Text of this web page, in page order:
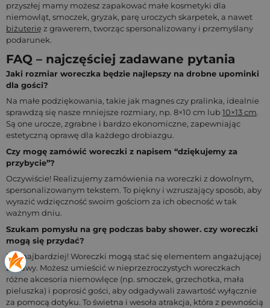
przyszłej mamy możesz zapakować małe kosmetyki dla
niemowląt, smoczek, gryzak, parę uroczych skarpetek, a nawet
biżuterię z grawerem, tworząc spersonalizowany i przemyślany
podarunek.
FAQ – najczęściej zadawane pytania
Jaki rozmiar woreczka będzie najlepszy na drobne upominki
dla gości?
Na małe podziękowania, takie jak magnes czy pralinka, idealnie
sprawdzą się nasze mniejsze rozmiary, np. 8×10 cm lub 10×13 cm.
Są one urocze, zgrabne i bardzo ekonomiczne, zapewniając
estetyczną oprawę dla każdego drobiazgu.
Czy mogę zamówić woreczki z napisem “dziękujemy za
przybycie”?
Oczywiście! Realizujemy zamówienia na woreczki z dowolnym,
spersonalizowanym tekstem. To piękny i wzruszający sposób, aby
wyrazić wdzięczność swoim gościom za ich obecność w tak
ważnym dniu.
Szukam pomysłu na grę podczas baby shower. czy woreczki
mogą się przydać?
Jak najbardziej! Woreczki mogą stać się elementem angażującej
zabawy. Możesz umieścić w nieprzezroczystych woreczkach
różne akcesoria niemowlęce (np. smoczek, grzechotka, mała
pieluszka) i poprosić gości, aby odgadywali zawartość wyłącznie
za pomocą dotyku. To świetna i wesoła atrakcja, która z pewnością